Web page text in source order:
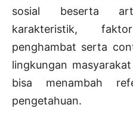
sosial beserta
karakteristik,
penghambat serta
lingkungan
bisa menambah
pengetahuan.